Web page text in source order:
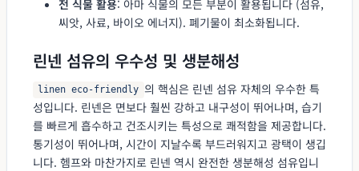
전 식물 활용: 아마 식물의 모든 부분이 활용됩니다 (섬유,
씨앗, 사료, 바이오 에너지). 폐기물이 최소화됩니다.
린넨 섬유의 우수성 및 생분해성
linen eco-friendly 의 핵심은 린넨 섬유 자체의 우수한 특
성입니다. 린넨은 면보다 훨씬 강하고 내구성이 뛰어나며, 습기
를 빠르게 흡수하고 건조시키는 특성으로 쾌적함을 제공합니다.
통기성이 뛰어나며, 시간이 지날수록 부드러워지고 광택이 생깁
니다. 헴프와 마찬가지로 린넨 역시 완전한 생분해성 섬유입니